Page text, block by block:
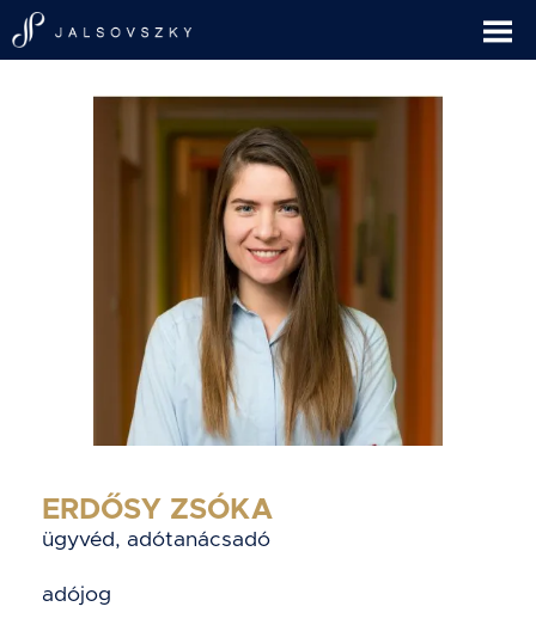
ERDŐSY ZSÓKA
ügyvéd, adótanácsadó
adójog